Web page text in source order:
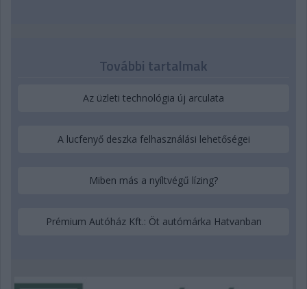
További tartalmak
Az üzleti technológia új arculata
A lucfenyő deszka felhasználási lehetőségei
Miben más a nyíltvégű lízing?
Prémium Autóház Kft.: Öt autómárka Hatvanban